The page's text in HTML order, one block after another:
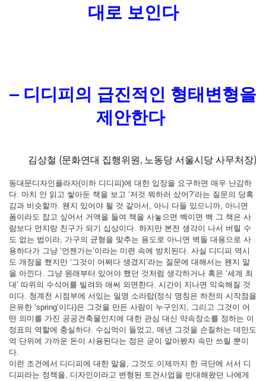
대로 보인다
– 디디피의 급진적인 형태변형을
제안한다
김상철 (문화연대 집행위원, 노동당 서울시당 사무처장)
동대문디자인플라자(이하 디디피)에 대한 입장을 요구하면 매우 난감하
다. 마치 안 읽고 쌓아둔 책을 보고 ‘저것 뭐하러 샀어?’라는 질문의 당혹
감과 비슷할까. 왠지 있어야 될 것 같아서, 아니 다들 있으니까, 아니면
폼이라도 잡고 싶어서 거액을 들여 책을 사놓으면 백이면 백 그 책은 사
람보다 먼지랑 친구가 되기 십상이다. 하지만 본전 생각이 나서 버릴 수
도 없는 법이라, 가구의 균형을 맞추는 용도로 아니면 벽돌 대용으로 사
용하다가 그냥 ‘언젠가는’이라는 미련 속에 방치된다. 사실 디디피 역시
도 개장을 했지만 ‘그것이 어쩌다 생겼지’라는 질문에 대해서는 왠지 말
을 아낀다. 그냥 원래부터 있어야 했던 것처럼 생각하거나 혹은 ‘세계 최
대’ 따위의 수식어를 빌려와 애써 외면한다. 시간이 지나면 익숙해질 것
이다. 청계천 시점부에 서있는 일명 소라탑(정식 명칭은 하천의 시작점을
은유한 ‘spring’이다)은 그것을 만든 사람이 누구인지, 그리고 그것이 어
떤 의미를 가진 공공건축물인지에 대한 관심 대신 약속장소를 정하는 이
정표의 역할에 충실하다. 수십억이 들었고, 매년 그것을 손질하는 데만도
억 단위에 가까운 돈이 사용된다는 점은 굳이 알아봤자 속만 쓰릴 뿐이
다.
이런 조건에서 디디피에 대한 말을, 그것도 이제까지 한 극단에 서서 디
디피라는 정책을, 디자인이라고 변형된 토건사업을 반대해왔던 나에게